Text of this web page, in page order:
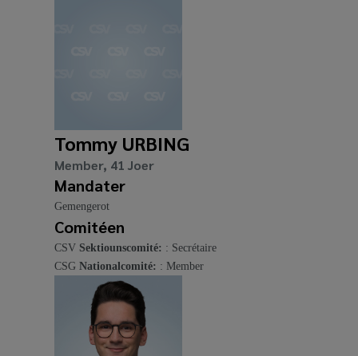
Tommy URBING
Member, 41 Joer
Mandater
Gemengerot
Comitéen
CSV Sektiounscomité: : Secrétaire
CSG Nationalcomité: : Member